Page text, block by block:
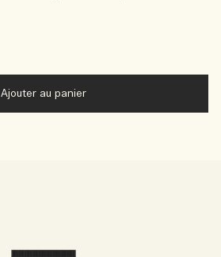
Ajouter au panier